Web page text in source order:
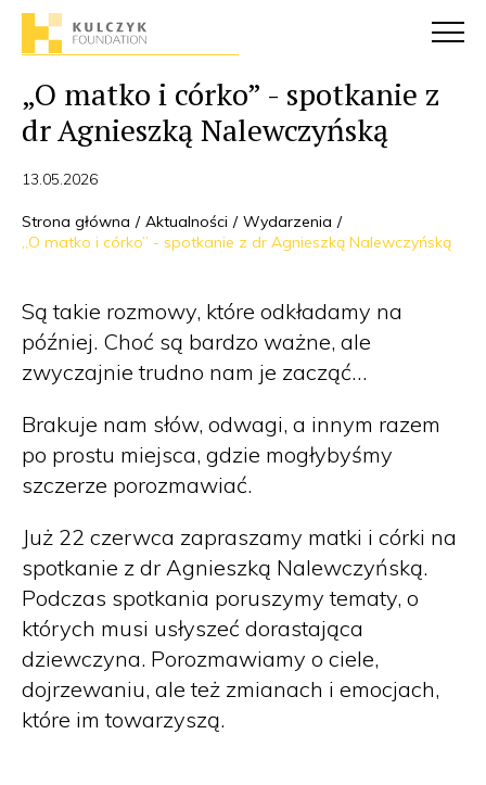
„O matko i córko” - spotkanie z
dr Agnieszką Nalewczyńską
13.05.2026
Strona główna Aktualności
Wydarzenia
„O matko i córko” - spotkanie z dr Agnieszką Nalewczyńską
Są takie rozmowy, które odkładamy na
później. Choć są bardzo ważne, ale
zwyczajnie trudno nam je zacząć…
Brakuje nam słów, odwagi, a innym razem
po prostu miejsca, gdzie mogłybyśmy
szczerze porozmawiać.
Już 22 czerwca zapraszamy matki i córki na
spotkanie z dr Agnieszką Nalewczyńską.
Podczas spotkania poruszymy tematy, o
których musi usłyszeć dorastająca
dziewczyna. Porozmawiamy o ciele,
dojrzewaniu, ale też zmianach i emocjach,
które im towarzyszą.